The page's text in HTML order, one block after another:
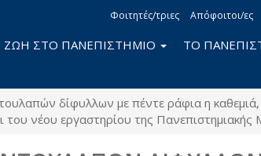
Φοιτητές/τριες Απόφοιτοι/ες
ΖΩΗ ΣΤΟ ΠΑΝΕΠΙΣΤΗΜΙΟ ΤΟ
δίφυλλων με πέντε ράφια η
νέου εργαστηρίου της